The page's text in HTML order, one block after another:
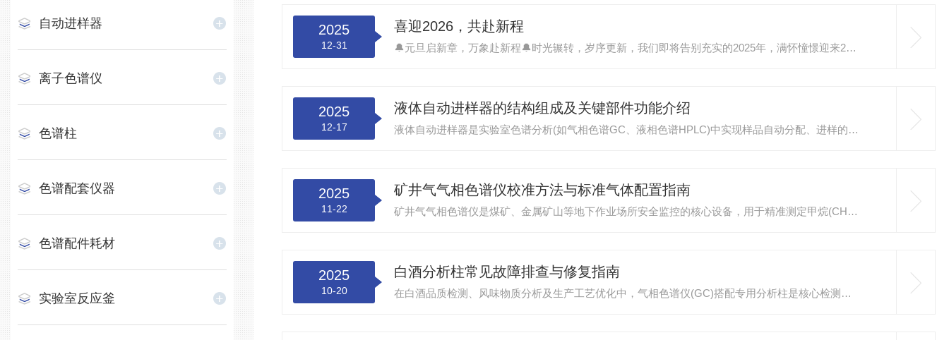
自动进样器
离子色谱仪
色谱柱
色谱配套仪器
色谱配件耗材
实验室反应釜
2025
12-31
喜迎2026，共赴新程
🔔元旦启新章，万象赴新程🔔时光辗转，岁序更新，我们即将告别充实的2025年，满怀憧憬迎来2026年！回首过往，每一份成就的铸就，都离不开客户伙伴的信任与托付，离不开协作厂商的大力支持，离不开山东鑫之恒仪器全体员工的并肩奋斗与同心坚守。我们携手穿越风雨，在创新突破中深耕不辍，在...
2025
12-17
液体自动进样器的结构组成及关键部件功能介绍​
液体自动进样器是实验室色谱分析(如气相色谱GC、液相色谱HPLC)中实现样品自动分配、进样的重要设备，可显著提升分析效率、重复性与数据可靠性，并降低人工操作带来的交叉污染风险。其结构围绕样品存储—定量分配—传输进样—清洗防污染的流程设计，关键部件协同工作，确保进样精度与自动化程度...
2025
11-22
矿井气气相色谱仪校准方法与标准气体配置指南
矿井气气相色谱仪是煤矿、金属矿山等地下作业场所安全监控的核心设备，用于精准测定甲烷(CH₄)、一氧化碳(CO)、二氧化碳(CO₂)、乙烷(C₂H₆)等关键气体组分。其测量结果直接关系到瓦斯突出预警、火灾识别与通风调控决策，因此定期校准与标准气体科学配置至关重要。校准方法通常采用“...
2025
10-20
白酒分析柱常见故障排查与修复指南
在白酒品质检测、风味物质分析及生产工艺优化中，气相色谱仪(GC)搭配专用分析柱是核心检测工具。白酒分析柱(如DB-WAX、HP-Innowax等极性毛细管柱)因需分离醇类、酯类、醛类等复杂组分，长期使用易出现柱效下降、峰形异常等问题。掌握常见故障的排查与修复方法，是保障检测准确性...